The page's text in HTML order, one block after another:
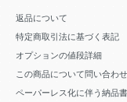
返品について
特定商取引法に基づく表記
オプションの値段詳細
この商品について問い合わ
ペーパーレス化に伴う納品